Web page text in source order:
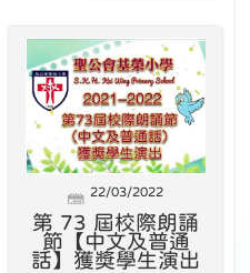
22/03/2022
第 73 屆校際朗誦
節【中文及普通
話】獲獎學生演出